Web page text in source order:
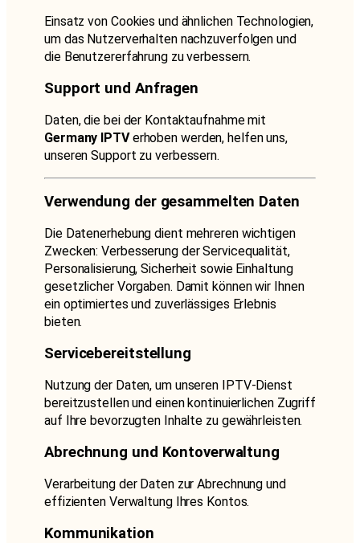
Einsatz von Cookies und ähnlichen Technologien,
um das Nutzerverhalten nachzuverfolgen und
die Benutzererfahrung zu verbessern.
Support und Anfragen
Daten, die bei der Kontaktaufnahme mit
Germany IPTVerhoben werden, helfen uns,
unseren Support zu verbessern.
Verwendung der gesammelten Daten
Die Datenerhebung dient mehreren wichtigen
Zwecken: Verbesserung der Servicequalität,
Personalisierung, Sicherheit sowie Einhaltung
gesetzlicher Vorgaben. Damit können wir Ihnen
ein optimiertes und zuverlässiges Erlebnis
bieten.
Servicebereitstellung
Nutzung der Daten, um unseren IPTV-Dienst
bereitzustellen und einen kontinuierlichen Zugriff
auf Ihre bevorzugten Inhalte zu gewährleisten.
Abrechnung und Kontoverwaltung
Verarbeitung der Daten zur Abrechnung und
effizienten Verwaltung Ihres Kontos.
Kommunikation